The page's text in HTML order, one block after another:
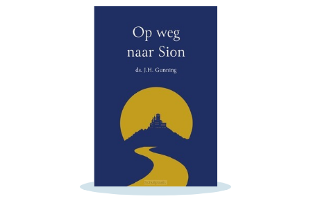
Schrijf hieronder je review!